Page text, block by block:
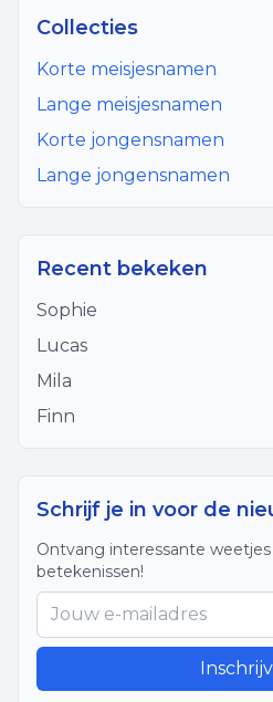
Collecties
Korte meisjesnamen
Lange meisjesnamen
Korte jongensnamen
Lange jongensnamen
Recent bekeken
Sophie
Lucas
Mila
Finn
Schrijf je in voor de
Ontvang interessante
betekenissen!